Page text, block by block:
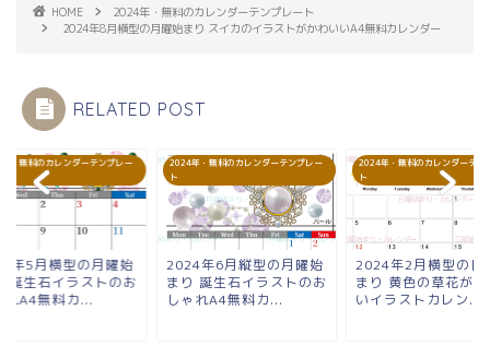
HOME
2024年・無料のカレンダーテンプレート
2024年8月横型の月曜始まり スイカのイラストがかわいいA4無料カレンダー
RELATED POST
・無料のカレンダーテンプレー
年5月横型の月曜始
誕生石イラストのお
れA4無料カ...
2024年・無料のカレンダーテンプレー
ト
2024年6月縦型の月曜始
まり 誕生石イラストのお
しゃれA4無料カ...
2024年・無料のカレンダーテン
ト
2024年2月横型の日
まり 黄色の草花が
いイラストカレン...